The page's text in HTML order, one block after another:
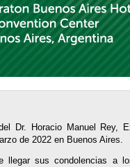
Dr. Horacio Manuel Rey,
de 2022 en Buenos Aires.
llegar sus condolencias a